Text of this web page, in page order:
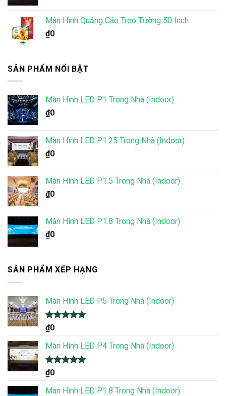
Màn Hình Quảng Cáo Treo Tường 50 Inch
₫0
SẢN PHẨM NỔI BẬT
Màn Hình LED P1 Trong Nhà (Indoor)
₫0
Màn Hình LED P1.25 Trong Nhà (Indoor)
₫0
Màn Hình LED P1.5 Trong Nhà (Indoor)
₫0
Màn Hình LED P1.8 Trong Nhà (Indoor)
₫0
SẢN PHẨM XẾP HẠNG
Màn Hình LED P5 Trong Nhà (Indoor)
Được xếp
hạng
5 sao
₫0
Màn Hình LED P4 Trong Nhà (Indoor)
Được xếp
hạng
5 sao
₫0
Màn Hình LED P1.8 Trong Nhà (Indoor)